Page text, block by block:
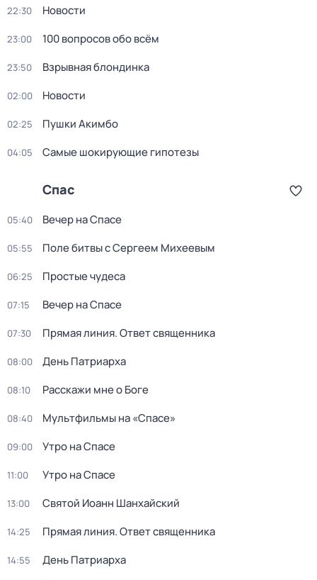
22:30 Новости
23:00 100 вопросов обо всём
23:50 Взрывная блондинка
02:00 Новости
02:25 Пушки Акимбо
04:05 Самые шoкиpующие гипотезы
Спас
05:40 Вечер на Спасе
05:55 Поле битвы с Сергеем Михеевым
06:25 Простые чудеса
07:15 Вечер на Спасе
07:30 Прямая линия. Ответ священника
08:00 День Патриарха
08:10 Расскажи мне о Боге
08:40 Мультфильмы на «Спасе»
09:00 Утро на Спасе
11:00 Утро на Спасе
13:00 Святой Иоанн Шанхайский
14:25 Прямая линия. Ответ священника
14:55 День Патриарха